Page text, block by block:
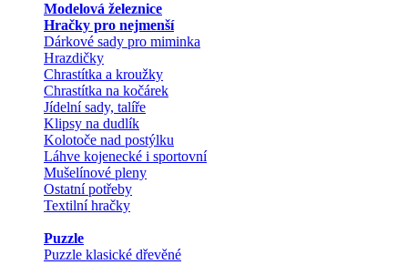
Modelová železnice
Hračky pro nejmenší
Dárkové sady pro miminka
Hrazdičky
Chrastítka a kroužky
Chrastítka na kočárek
Jídelní sady, talíře
Klipsy na dudlík
Kolotoče nad postýlku
Láhve kojenecké i sportovní
Mušelínové pleny
Ostatní potřeby
Textilní hračky
Puzzle
Puzzle klasické dřevěné